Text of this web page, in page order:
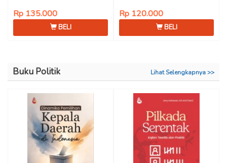
Adrenal Stezen, S.H., M.H.
Rp 135.000
BELI
Rp 120.000
BELI
Buku Politik Lihat Selengkapnya >>